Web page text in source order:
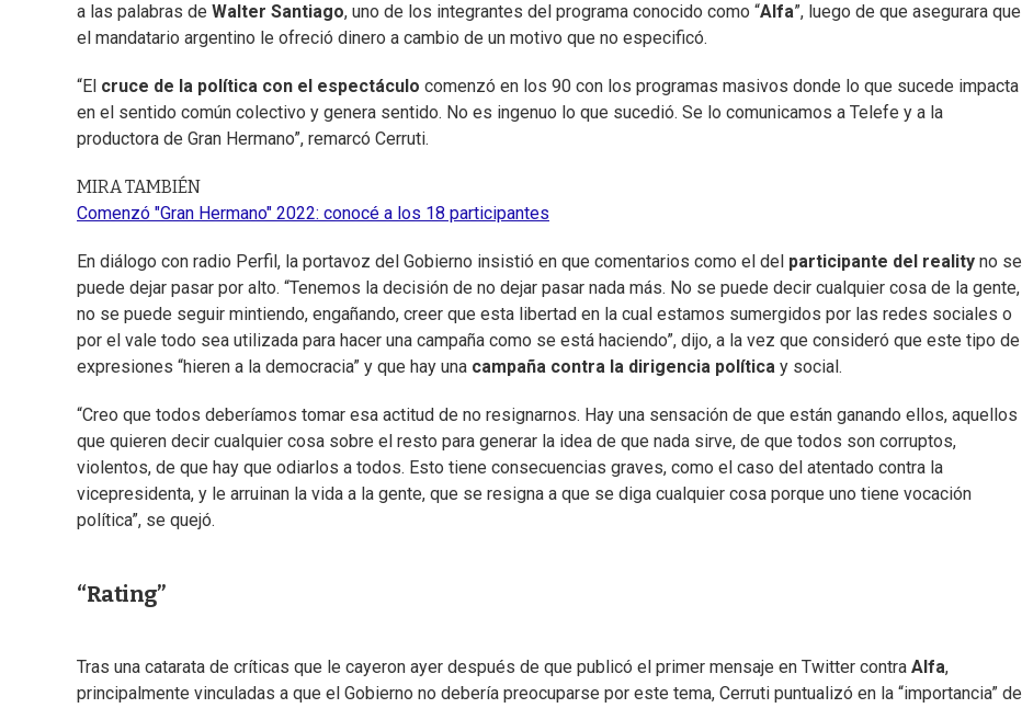
a las palabras de Walter Santiago, uno de los integrantes del programa conocido como “Alfa”, luego de que asegurara que
el mandatario argentino le ofreció dinero a cambio de un motivo que no especificó.
“El cruce de la política con el espectáculo comenzó en los 90 con los programas masivos donde lo que sucede impacta
en el sentido común colectivo y genera sentido. No es ingenuo lo que sucedió. Se lo comunicamos a Telefe y a la
productora de Gran Hermano”, remarcó Cerruti.
MIRA TAMBIÉN
Comenzó "Gran Hermano" 2022: conocé a los 18 participantes
En diálogo con radio Perfil, la portavoz del Gobierno insistió en que comentarios como el del participante del reality no se
puede dejar pasar por alto. “Tenemos la decisión de no dejar pasar nada más. No se puede decir cualquier cosa de la gente,
no se puede seguir mintiendo, engañando, creer que esta libertad en la cual estamos sumergidos por las redes sociales o
por el vale todo sea utilizada para hacer una campaña como se está haciendo”, dijo, a la vez que consideró que este tipo de
expresiones “hieren a la democracia” y que hay una campaña contra la dirigencia política y social.
“Creo que todos deberíamos tomar esa actitud de no resignarnos. Hay una sensación de que están ganando ellos, aquellos
que quieren decir cualquier cosa sobre el resto para generar la idea de que nada sirve, de que todos son corruptos,
violentos, de que hay que odiarlos a todos. Esto tiene consecuencias graves, como el caso del atentado contra la
vicepresidenta, y le arruinan la vida a la gente, que se resigna a que se diga cualquier cosa porque uno tiene vocación
política”, se quejó.
“Rating”
Tras una catarata de críticas que le cayeron ayer después de que publicó el primer mensaje en Twitter contra Alfa,
principalmente vinculadas a que el Gobierno no debería preocuparse por este tema, Cerruti puntualizó en la “importancia” de